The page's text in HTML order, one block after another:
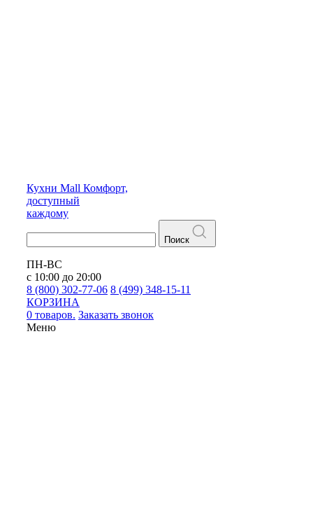
Кухни Mall Комфорт,
доступный
каждому
Поиск
ПН-ВС
с 10:00 до 20:00
8 (800) 302-77-06 8 (499) 348-15-11
КОРЗИНА
0 товаров. Заказать звонок
Меню